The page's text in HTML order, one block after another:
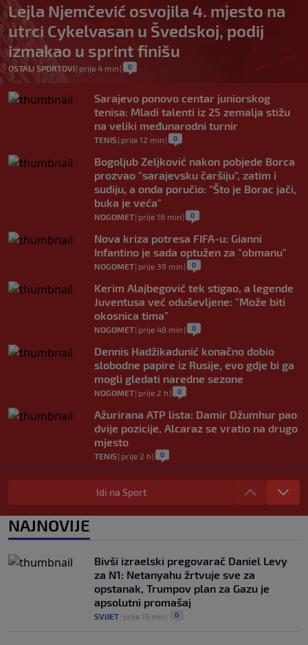
Lejla Njemčević osvojila 4. mjesto na
utrci Cykelvasan u Švedskoj, podij
izmakao u sprint finišu
OSTALI SPORTOVI| prije 4 min | 0
Sarajevo ponovo centar juniorskog
tenisa: Mladi talenti iz 25 zemalja stižu
na veliki međunarodni turnir
TENIS| prije 12 min | 0
Bogoljub Zeljković nakon pobjede Borca
prozvao "sarajevsku čaršiju", zatim i
sudiju, a onda poručio: "Što je Borac jači,
buka je veća"
NOGOMET| prije 18 min | 0
Nova kriza potresa FIFA-u: Gianni
Infantino je sada optužen za "obmanu"
NOGOMET| prije 39 min | 0
Kerim Alajbegović tek stigao, a legende
Juventusa već oduševljene: "Može biti
okosnica tima"
NOGOMET| prije 48 min | 0
Dennis Hadžikadunić konačno dobio
slobodne papire iz Rusije, evo gdje bi ga
mogli gledati naredne sezone
NOGOMET| prije 2 h | 0
Ažurirana ATP lista: Damir Džumhur pao
dvije pozicije, Alcaraz se vratio na drugo
mjesto
TENIS| prije 2 h | 0
Za Sarajevo odigrao samo devet minuta,
sada briljira i najbolji je strijelac lige
0
atletici: Mesud Pezer jedini predstavnik
Bosne i Hercegovine
OSTALI SPORTOVI 0
Idi na Sport
NAJNOVIJE
Bivši izraelski pregovarač Daniel Levy
za N1: Netanyahu žrtvuje sve za
opstanak, Trumpov plan za Gazu je
apsolutni promašaj
SVIJET prije 15 min 0